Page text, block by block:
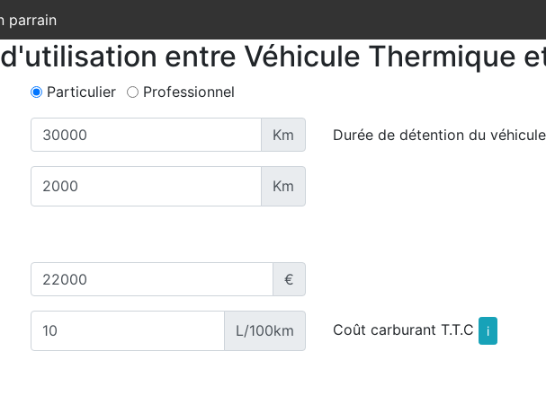
parrain
entre Véhicule Thermique
Particulier Professionnel
Km Durée de détention du véhicule
Km
€
L/100km Coût carburant T.T.C i